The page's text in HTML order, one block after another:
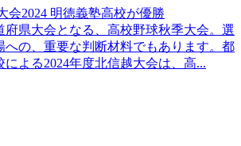
会2024 明徳義塾高校が優勝
府県大会となる、高校野球秋季大会。選
への、重要な判断材料でもあります。都
よる2024年度北信越大会は、高...